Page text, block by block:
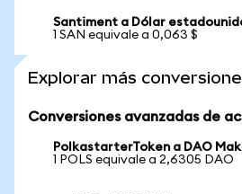
Santiment a Dólar
1 SAN equivale a 0,063 $
Explorar más
Conversiones avanzadas de
PolkastarterToken a DAO
1 POLS equivale a 2,6305 DAO